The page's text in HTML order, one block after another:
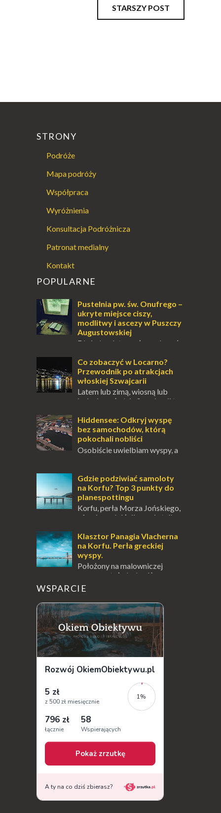
STARSZY POST
STRONY
Podróże
Mapa podróży
Współpraca
Wyróżnienia
Konsultacja Podróżnicza
Patronat medialny
Kontakt
POPULARNE
Pustelnia pw. św. Onufrego –
ukryte miejsce ciszy,
modlitwy i ascezy w Puszczy
Augustowskiej
Dla jednych to może wydawać
przetrwania lub romantycznym życiem. Dla
innych to nieustanne przebywanie z B...
Co zobaczyć w Locarno?
Przewodnik po atrakcjach
włoskiej Szwajcarii
Latem lub zimą, wiosną lub
jesienią, południe Szwajcarii to
odwiedzić. Moja zimowa podróż do
Locarno gwara...
Hiddensee: Odkryj wyspę
bez samochodów, którą
pokochali nobliści
Osobiście uwielbiam wyspy, a
pośrodku Bałtyku? To zawsze brzmi jak
doskonał...
Gdzie podziwiać samoloty
na Korfu? Top 3 punkty do
planespottingu
Korfu, perła Morza Jońskiego,
oferuje podróżnikom nie tylko
wioski, ale także coś wyjątkowego –
prawd...
Klasztor Panagia Vlacherna
na Korfu. Perła greckiej
wyspy.
Położony na malowniczej
wysepce, tuż obok półwyspu
Kanoni, Święty Klasztor Panagia Vlacherna
jest jednym z najbardziej rozpoznawalnych
symbo...
WSPARCIE